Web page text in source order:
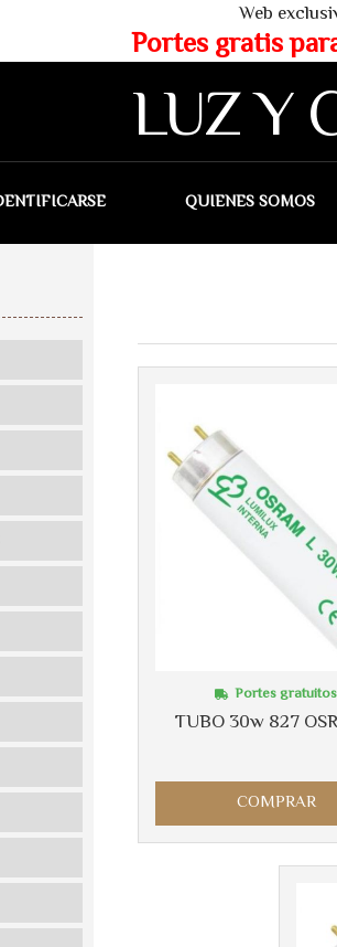
-
a partir de
LUZ Y
QUIENES SOMOS
TUBO 30w 827
Portes gratuitos
COMPRAR